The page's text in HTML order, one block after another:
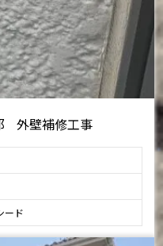
外壁補修工事
ード